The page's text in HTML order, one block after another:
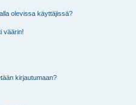
olevissa käyttäjissä?
väärin!
kirjautumaan?